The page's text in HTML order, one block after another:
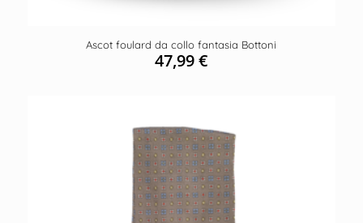
Ascot foulard da collo fantasia Bottoni
47,99€